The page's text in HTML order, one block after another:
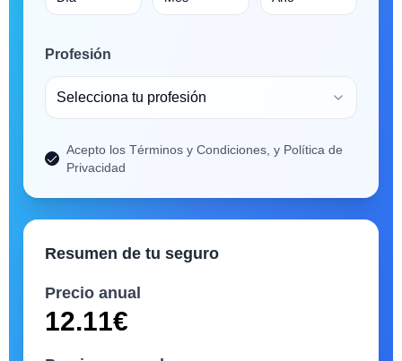
Profesión
Selecciona tu profesión
Acepto los Términos y Condiciones, y Política de
Privacidad
Resumen de tu seguro
Precio anual
12.11€